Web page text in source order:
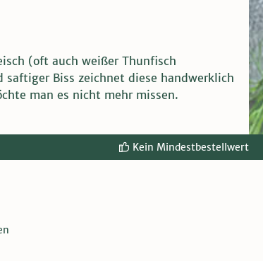
(oft auch weißer Thunfisch
Biss zeichnet diese handwerklich
man es nicht mehr missen.
Kein Mindestbestellwert